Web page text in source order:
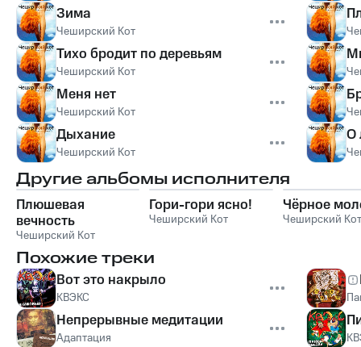
Зима
Чеширский Кот
Тихо бродит по деревьям
Чеширский Кот
Меня нет
Чеширский Кот
Дыхание
Чеширский Кот
О
Другие альбомы исполнителя
Плюшевая
вечность
Чеширский Кот
Гори-гори ясно!
Чеширский Кот
Чёрное
Чеширский Кот
Похожие треки
Вот это накрыло
КВЭКС
Непрерывные медитации
Адаптация